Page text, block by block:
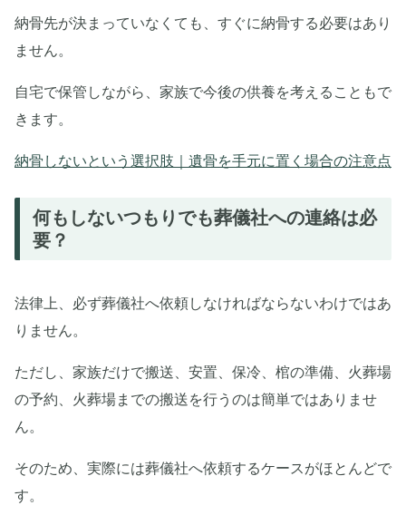
納骨先が決まっていなくても、すぐに納骨する必要はあり
ません。
自宅で保管しながら、家族で今後の供養を考えることもで
きます。
納骨しないという選択肢｜遺骨を手元に置く場合の注意点
何もしないつもりでも葬儀社への連絡は必
要？
法律上、必ず葬儀社へ依頼しなければならないわけではあ
りません。
ただし、家族だけで搬送、安置、保冷、棺の準備、火葬場
の予約、火葬場までの搬送を行うのは簡単ではありませ
ん。
そのため、実際には葬儀社へ依頼するケースがほとんどで
す。